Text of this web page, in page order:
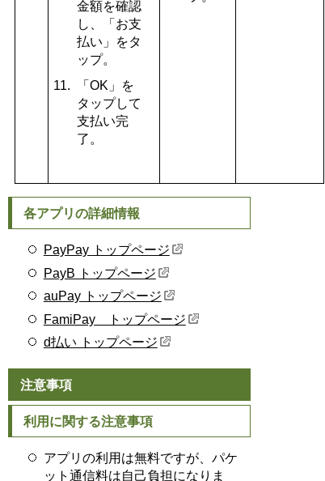
金額を確認
し、「お支
払い」をタ
ップ。
「OK」を
タップして
支払い完
了。
各アプリの詳細情報
PayPay トップページ
PayB トップページ
auPay トップページ
FamiPay トップページ
d払い トップページ
注意事項
利用に関する注意事項
アプリの利用は無料ですが、パケ
ット通信料は自己負担になりま